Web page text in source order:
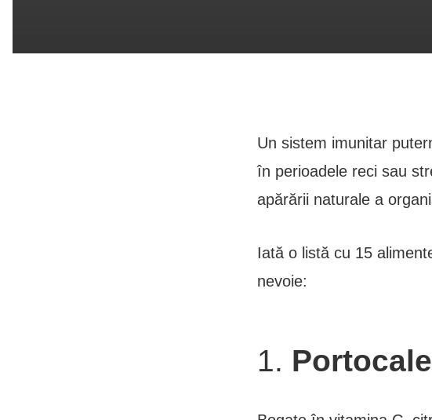
Un sistem imunitar
în perioadele reci sau
apărării naturale a
Iată o listă cu 15
nevoie:
1.